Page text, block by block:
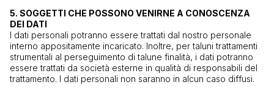
5. SOGGETTI CHE POSSONO VENIRNE A CONOSCENZA
DEI DATI
I dati personali potranno essere trattati dal nostro personale
interno appositamente incaricato. Inoltre, per taluni trattamenti
strumentali al perseguimento di talune finalità, i dati potranno
essere trattati da società esterne in qualità di responsabili del
trattamento. I dati personali non saranno in alcun caso diffusi.